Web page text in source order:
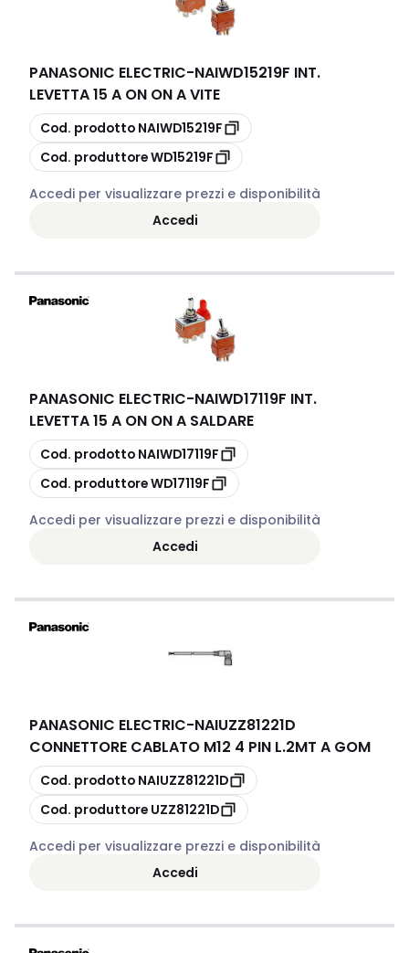
PANASONIC ELECTRIC-NAIWD15219F INT.
LEVETTA 15 A ON ON A VITE
copia
Cod. prodotto NAIWD15219F
copia
Cod. produttoreWD15219F
Accedi per visualizzare prezzi e disponibilità
Accedi
PANASONIC ELECTRIC-NAIWD17119F INT.
LEVETTA 15 A ON ON A SALDARE
copia
Cod. prodotto NAIWD17119F
copia
Cod. produttoreWD17119F
Accedi per visualizzare prezzi e disponibilità
Accedi
PANASONIC ELECTRIC-NAIUZZ81221D
CONNETTORE CABLATO M12 4 PIN L.2MT A GOM
copia
Cod. prodotto NAIUZZ81221D
copia
Cod. produttore UZZ81221D
Accedi per visualizzare prezzi e disponibilità
Accedi